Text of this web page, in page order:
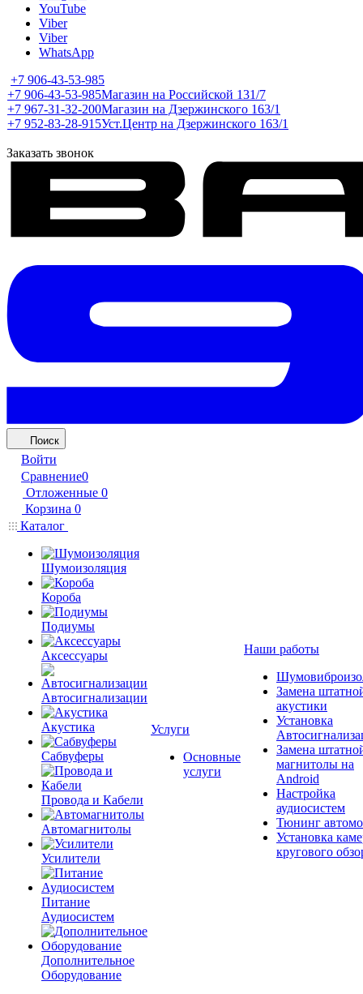
YouTube
Viber
Viber
WhatsApp
+7 906-43-53-985
+7 906-43-53-985Магазин на Российской 131/7
+7 967-31-32-200Магазин на Дзержинского 163/1
+7 952-83-28-915Уст.Центр на Дзержинского 163/1
Заказать звонок
Поиск
Войти
Сравнение0
Отложенные 0
Корзина 0
Каталог
Шумоизоляция
Короба
Подиумы
Аксессуары
Автосигнализации
Акустика
Сабвуферы
Провода и Кабели
Автомагнитолы
Усилители
Питание
Аудиосистем
Дополнительное
Оборудование
Услуги
Основные
услуги
Наши работы
Замена
акустики
Установка
Замена
магнитолы на
Android
Настройка
аудиосистем
Тюнинг
Установка
кругового